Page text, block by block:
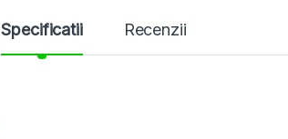
Specificatii Recenzii